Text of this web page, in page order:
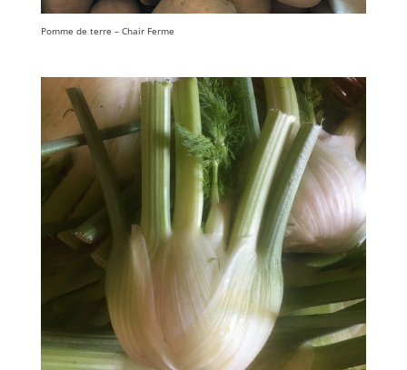
Pomme de terre – Chair Ferme